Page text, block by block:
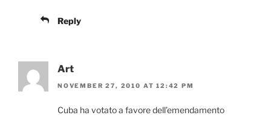
Reply
Art
NOVEMBER 27, 2010 AT 12:42 PM
Cuba ha votato a favore dell’emendamento